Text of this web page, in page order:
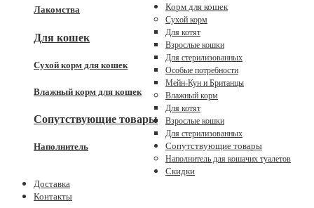
Лакомства
Для кошек
Сухой корм для кошек
Влажный корм для кошек
Сопутствующие товары
Наполнитель
Корм для кошек
Сухой корм
Для котят
Взрослые кошки
Для стерилизованных
Особые потребности
Мейн-Кун и Британцы
Влажный корм
Для котят
Взрослые кошки
Для стерилизованных
Сопутствующие товары
Наполнитель для кошачих туалетов
Скидки
Доставка
Контакты